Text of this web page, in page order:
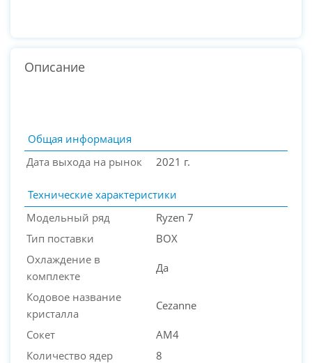
PC-Arena на карте Москвы — Яндекс Карты
Описание
Общая информация
Дата выхода на рынок
2021 г.
Технические характеристики
Модельный ряд
Ryzen 7
Тип поставки
BOX
Охлаждение в
комплекте
Да
Кодовое название
кристалла
Cezanne
Сокет
AM4
Количество ядер
8